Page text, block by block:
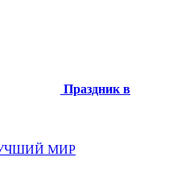
Праздник в